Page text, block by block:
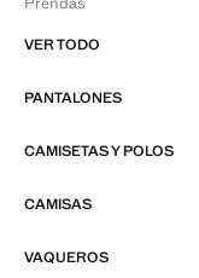
VER TODO
PANTALONES
CAMISETAS Y POLOS
CAMISAS
VAQUEROS